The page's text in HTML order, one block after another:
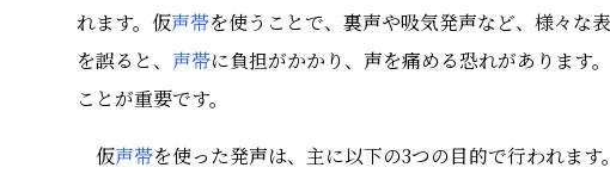
れます。仮声帯を使うことで、裏声や吸気発声など、様々な
を誤ると、 声帯に負担がかかり、声を痛める恐れがあります
ことが重要です。
仮声帯を使った発声は、主に以下の3つの目的で行われます。